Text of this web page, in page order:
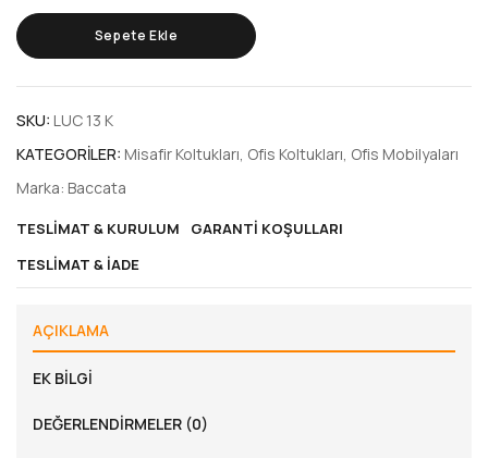
Sepete Ekle
SKU: LUC 13 K
KATEGORILER: Misafir Koltukları, Ofis Koltukları, Ofis Mobilyaları
Marka: Baccata
TESLIMAT & KURULUM
GARANTI KOŞULLARI
TESLIMAT & İADE
AÇIKLAMA
EK BILGI
DEĞERLENDIRMELER (0)